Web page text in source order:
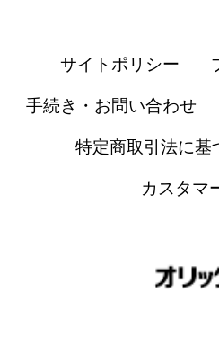
サイトポリシー
手続き・お問い合わせ
特定商取引法に基
カスタマ